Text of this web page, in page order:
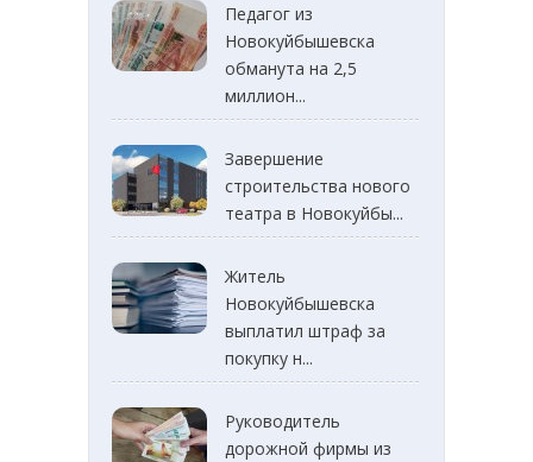
Педагог из
Новокуйбышевска
обманута на 2,5
миллион...
Завершение
строительства нового
театра в Новокуйбы...
Житель
Новокуйбышевска
выплатил штраф за
покупку н...
Руководитель
дорожной фирмы из